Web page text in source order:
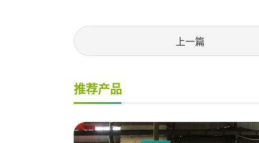
上一篇
推荐产品